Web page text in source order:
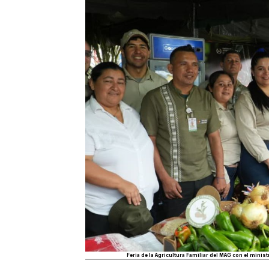
Feria de la Agricultura Familiar del MAG con el